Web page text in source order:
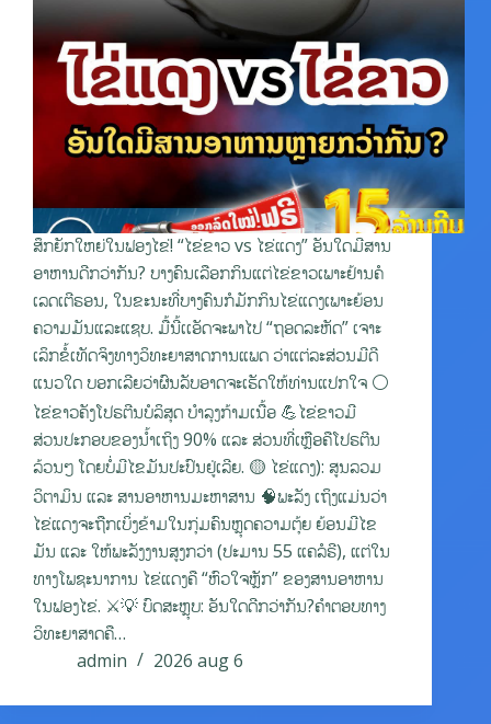
ສຶກຍັກໃຫຍ່ໃນຟອງໄຂ່! “ໄຂ່ຂາວ vs ໄຂ່ແດງ” ອັນໃດມີສານ
ອາຫານດີກວ່າກັນ? ບາງຄົນເລືອກກິນແຕ່ໄຂ່ຂາວເພາະຢ້ານຄໍ
ເລດເຕີຣອນ, ໃນຂະນະທີ່ບາງຄົນກໍມັກກິນໄຂ່ແດງເພາະຍ້ອນ
ຄວາມມັນແລະແຊບ. ມື້ນີ້ເເອັດຈະພາໄປ “ຖອດລະຫັດ” ເຈາະ
ເລິກຂໍ້ເທັດຈິງທາງວິທະຍາສາດການແພດ ວ່າແຕ່ລະສ່ວນມີດີ
ແນວໃດ ບອກເລີຍວ່າຜົນລັບອາດຈະເຮັດໃຫ້ທ່ານແປກໃຈ ⚪
ໄຂ່ຂາວຄັງໂປຣຕີນບໍລິສຸດ ບຳລຸງກ້າມເນື້ອ 💪ໄຂ່ຂາວມີ
ສ່ວນປະກອບຂອງນ້ຳເຖິງ 90% ແລະ ສ່ວນທີ່ເຫຼືອຄືໂປຣຕີນ
ລ້ວນໆ ໂດຍບໍ່ມີໄຂມັນປະປົນຢູ່ເລີຍ. 🟡 ໄຂ່ແດງ): ສູນລວມ
ວິຕາມິນ ແລະ ສານອາຫານມະຫາສານ 🧠ພະລັງ ເຖິງແມ່ນວ່າ
ໄຂ່ແດງຈະຖືກເບິ່ງຂ້າມໃນກຸ່ມຄົນຫຼຸດຄວາມຕຸ້ຍ ຍ້ອນມີໄຂ
ມັນ ແລະ ໃຫ້ພະລັງງານສູງກວ່າ (ປະມານ 55 ແຄລໍຣີ), ແຕ່ໃນ
ທາງໂພຊະນາການ ໄຂ່ແດງຄື “ຫົວໃຈຫຼັກ” ຂອງສານອາຫານ
ໃນຟອງໄຂ່. ⚔️💡 ບົດສະຫຼຸບ: ອັນໃດດີກວ່າກັນ?ຄຳຕອບທາງ
ວິທະຍາສາດຄື…
admin
2026 aug 6